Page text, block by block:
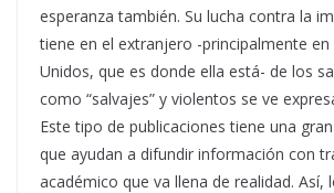
esperanza también. Su lucha contra la
tiene en el extranjero -principalmente en
Unidos, que es donde ella está- de los
como “salvajes” y violentos se ve
Este tipo de publicaciones tiene una
que ayudan a difundir información con
académico que va llena de realidad. Así,